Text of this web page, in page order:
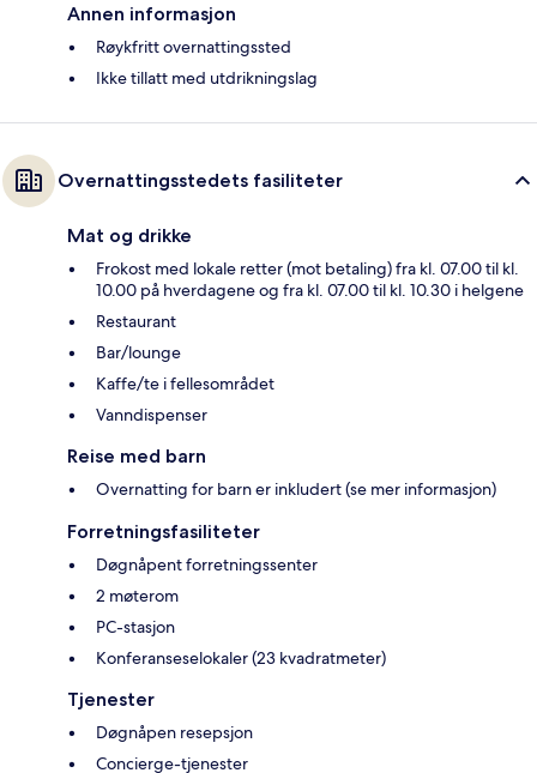
Annen informasjon
Røykfritt overnattingssted
Ikke tillatt med utdrikningslag
Overnattingsstedets fasiliteter
Mat og drikke
Frokost med lokale retter (mot betaling) fra kl. 07.00 til kl.
10.00 på hverdagene og fra kl. 07.00 til kl. 10.30 i helgene
Restaurant
Bar/lounge
Kaffe/te i fellesområdet
Vanndispenser
Reise med barn
Overnatting for barn er inkludert (se mer informasjon)
Forretningsfasiliteter
Døgnåpent forretningssenter
2 møterom
PC-stasjon
Konferanseselokaler (23 kvadratmeter)
Tjenester
Døgnåpen resepsjon
Concierge-tjenester